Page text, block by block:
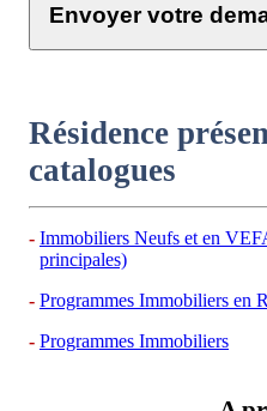
Envoyer votre
Résidence
catalogues
Immobiliers Neufs et en
principales)
Programmes Immobiliers en
Programmes Immobiliers